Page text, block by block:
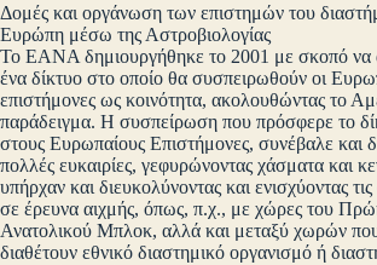
Δομές και οργάνωση των επιστημών του
Ευρώπη μέσω της Αστροβιολογίας
Το ΕΑΝΑ δημιουργήθηκε το 2001 με σκοπό να
ένα δίκτυο στο οποίο θα συσπειρωθούν οι
επιστήμονες ως κοινότητα, ακολουθώντας το
παράδειγμα. Η συσπείρωση που πρόσφερε το
στους Ευρωπαίους Επιστήμονες, συνέβαλε και
πολλές ευκαιρίες, γεφυρώνοντας χάσματα και
υπήρχαν και διευκολύνοντας και ενισχύοντας
σε έρευνα αιχμής, όπως, π.χ., με χώρες του
Ανατολικού Μπλοκ, αλλά και μεταξύ χωρών
διαθέτουν εθνικό διαστημικό οργανισμό ή